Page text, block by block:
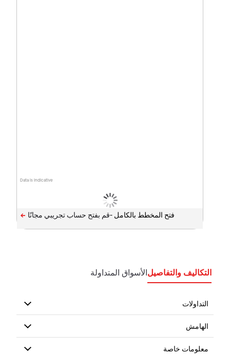
Data is indicative
فتح المخطط بالكامل -
التكاليف والتفاصيلالأسواق المتداولة